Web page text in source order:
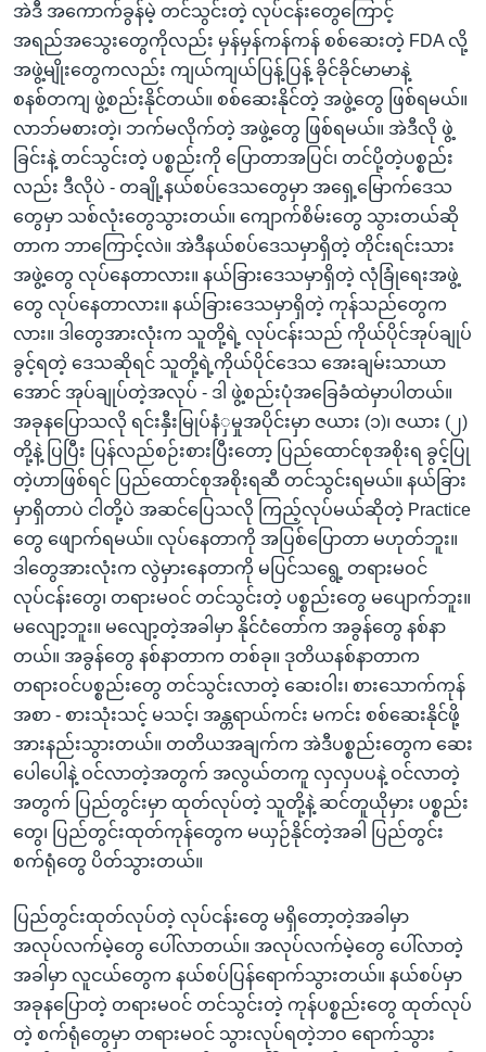
အဲဒီ အကောက်ခွန်မဲ့ တင်သွင်းတဲ့ လုပ်ငန်းတွေကြောင့်
အရည်အသွေးတွေကိုလည်း မှန်မှန်ကန်ကန် စစ်ဆေးတဲ့ FDA လို့
အဖွဲ့မျိုးတွေကလည်း ကျယ်ကျယ်ပြန့်ပြန့် ခိုင်ခိုင်မာမာနဲ့
စနစ်တကျ ဖွဲ့စည်းနိုင်တယ်။ စစ်ဆေးနိုင်တဲ့ အဖွဲ့တွေ ဖြစ်ရမယ်။
လာဘ်မစားတဲ့၊ ဘက်မလိုက်တဲ့ အဖွဲ့တွေ ဖြစ်ရမယ်။ အဲဒီလို ဖွဲ့
ခြင်းနဲ့ တင်သွင်းတဲ့ ပစ္စည်းကို ပြောတာအပြင်၊ တင်ပို့တဲ့ပစ္စည်း
လည်း ဒီလိုပဲ - တချို့နယ်စပ်ဒေသတွေမှာ အရှေ့မြောက်ဒေသ
တွေမှာ သစ်လုံးတွေသွားတယ်။ ကျောက်စိမ်းတွေ သွားတယ်ဆို
တာက ဘာကြောင့်လဲ။ အဲဒီနယ်စပ်ဒေသမှာရှိတဲ့ တိုင်းရင်းသား
အဖွဲ့တွေ လုပ်နေတာလား။ နယ်ခြားဒေသမှာရှိတဲ့ လုံခြုံရေးအဖွဲ့
တွေ လုပ်နေတာလား။ နယ်ခြားဒေသမှာရှိတဲ့ ကုန်သည်တွေက
လား။ ဒါတွေအားလုံးက သူတို့ရဲ့ လုပ်ငန်းသည် ကိုယ်ပိုင်အုပ်ချုပ်
ခွင့်ရတဲ့ ဒေသဆိုရင် သူတို့ရဲ့ကိုယ်ပိုင်ဒေသ အေးချမ်းသာယာ
အောင် အုပ်ချုပ်တဲ့အလုပ် - ဒါ ဖွဲ့စည်းပုံအခြေခံထဲမှာပါတယ်။
အခုနပြောသလို ရင်းနှီးမြုပ်နံှမှုအပိုင်းမှာ ဇယား (၁)၊ ဇယား (၂)
တို့နဲ့ ပြပြီး ပြန်လည်စဉ်းစားပြီးတော့ ပြည်ထောင်စုအစိုးရ ခွင့်ပြု
တဲ့ဟာဖြစ်ရင် ပြည်ထောင်စုအစိုးရဆီ တင်သွင်းရမယ်။ နယ်ခြား
မှာရှိတာပဲ ငါတို့ပဲ အဆင်ပြေသလို ကြည့်လုပ်မယ်ဆိုတဲ့ Practice
တွေ ဖျောက်ရမယ်။ လုပ်နေတာကို အပြစ်ပြောတာ မဟုတ်ဘူး။
ဒါတွေအားလုံးက လွဲမှားနေတာကို မပြင်သရွေ့ တရားမဝင်
လုပ်ငန်းတွေ၊ တရားမဝင် တင်သွင်းတဲ့ ပစ္စည်းတွေ မပျောက်ဘူး။
မလျော့ဘူး။ မလျော့တဲ့အခါမှာ နိုင်ငံတော်က အခွန်တွေ နစ်နာ
တယ်။ အခွန်တွေ နစ်နာတာက တစ်ခု။ ဒုတိယနစ်နာတာက
တရားဝင်ပစ္စည်းတွေ တင်သွင်းလာတဲ့ ဆေးဝါး၊ စားသောက်ကုန်
အစာ - စားသုံးသင့် မသင့်၊ အန္တရာယ်ကင်း မကင်း စစ်ဆေးနိုင်ဖို့
အားနည်းသွားတယ်။ တတိယအချက်က အဲဒီပစ္စည်းတွေက ဆေး
ပေါပေါနဲ့ ဝင်လာတဲ့အတွက် အလွယ်တကူ လှလှပပနဲ့ ဝင်လာတဲ့
အတွက် ပြည်တွင်းမှာ ထုတ်လုပ်တဲ့ သူတို့နဲ့ ဆင်တူယိုမှား ပစ္စည်း
တွေ၊ ပြည်တွင်းထုတ်ကုန်တွေက မယှဉ်နိုင်တဲ့အခါ ပြည်တွင်း
စက်ရုံတွေ ပိတ်သွားတယ်။
ပြည်တွင်းထုတ်လုပ်တဲ့ လုပ်ငန်းတွေ မရှိတော့တဲ့အခါမှာ
အလုပ်လက်မဲ့တွေ ပေါ်လာတယ်။ အလုပ်လက်မဲ့တွေ ပေါ်လာတဲ့
အခါမှာ လူငယ်တွေက နယ်စပ်ပြန်ရောက်သွားတယ်။ နယ်စပ်မှာ
အခုနပြောတဲ့ တရားမဝင် တင်သွင်းတဲ့ ကုန်ပစ္စည်းတွေ ထုတ်လုပ်
တဲ့ စက်ရုံတွေမှာ တရားမဝင် သွားလုပ်ရတဲ့ဘဝ ရောက်သွား